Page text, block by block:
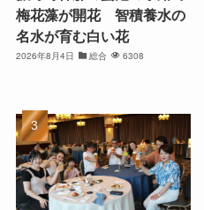
梅花藻が開花 智積養水の
名水が育む白い花
2026年8月4日 総合 6308